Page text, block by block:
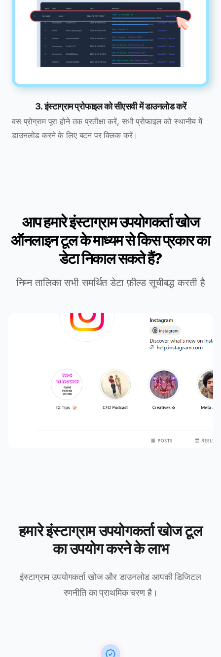
3. इंस्टाग्राम प्रोफाइल को सीएसवी में डाउनलोड करें
बस प्रोग्राम पूरा होने तक प्रतीक्षा करें, सभी प्रोफाइल को स्थानीय में
डाउनलोड करने के लिए बटन पर क्लिक करें।
आप हमारे इंस्टाग्राम उपयोगकर्ता खोज
ऑनलाइन टूल के माध्यम से किस प्रकार का
डेटा निकाल सकते हैं?
निम्न तालिका सभी समर्थित डेटा फ़ील्ड सूचीबद्ध करती है
हमारे इंस्टाग्राम उपयोगकर्ता खोज टूल
का उपयोग करने के लाभ
इंस्टाग्राम उपयोगकर्ता खोज और डाउनलोड आपकी डिजिटल
रणनीति का प्राथमिक चरण है।